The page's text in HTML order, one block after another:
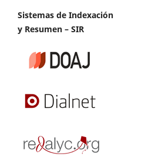
Sistemas de Indexación
y Resumen – SIR